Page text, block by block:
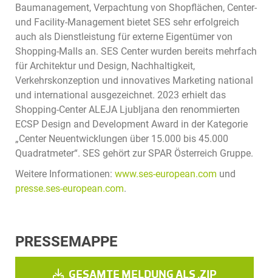
Baumanagement, Verpachtung von Shopflächen, Center-
und Facility-Management bietet SES sehr erfolgreich
auch als Dienstleistung für externe Eigentümer von
Shopping-Malls an. SES Center wurden bereits mehrfach
für Architektur und Design, Nachhaltigkeit,
Verkehrskonzeption und innovatives Marketing national
und international ausgezeichnet. 2023 erhielt das
Shopping-Center ALEJA Ljubljana den renommierten
ECSP Design and Development Award in der Kategorie
„Center Neuentwicklungen über 15.000 bis 45.000
Quadratmeter“. SES gehört zur SPAR Österreich Gruppe.
Weitere Informationen: www.ses-european.com und
presse.ses-european.com.
PRESSEMAPPE
GESAMTE MELDUNG ALS .ZIP